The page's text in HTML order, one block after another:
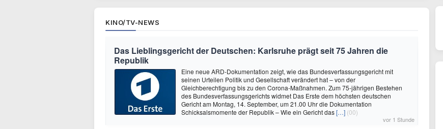
KINO/TV-NEWS
Das Lieblingsgericht der Deutschen: Karlsruhe prägt seit 75 Jahren die
Republik
Eine neue ARD-Dokumentation zeigt, wie das Bundesverfassungsgericht mit
seinen Urteilen Politik und Gesellschaft verändert hat – von der
Gleichberechtigung bis zu den Corona-Maßnahmen. Zum 75-jährigen Bestehen
des Bundesverfassungsgerichts widmet Das Erste dem höchsten deutschen
Gericht am Montag, 14. September, um 21.00 Uhr die Dokumentation
Schicksalsmomente der Republik – Wie ein Gericht das[…] (00)
vor 1 Stunde